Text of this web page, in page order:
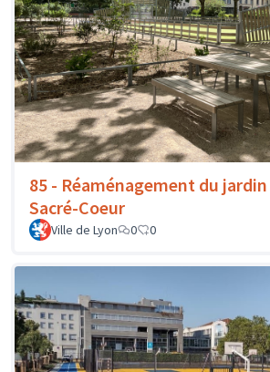
85 - Réaménagement du
Sacré-Coeur
Ville de Lyon 0 0